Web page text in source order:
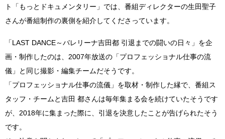
ト「もっとドキュメンタリー」では、番組ディレクターの生田聖子
さんが番組制作の裏側を紹介してくださっています。
「LAST DANCE～バレリーナ吉田都 引退までの闘いの日々」を企
画・制作したのは、2007年放送の「プロフェッショナル仕事の流
儀」と同じ撮影・編集チームだそうです。
「プロフェッショナル仕事の流儀」を取材・制作した縁で、番組ス
タッフ・チームと吉田 都さんは毎年集まる会を続けていたそうです
が、2018年に集まった際に、引退を決意したことが告げられたそう
です。